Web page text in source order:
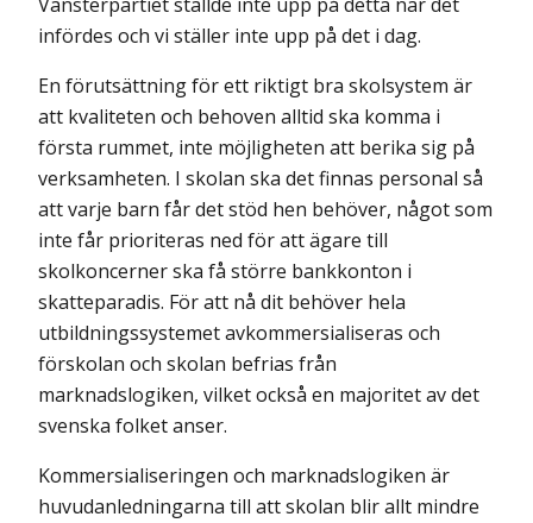
Vänsterpartiet ställde inte upp på detta när det
infördes och vi ställer inte upp på det i dag.
En förutsättning för ett riktigt bra skolsystem är
att kvaliteten och behoven alltid ska komma i
första rummet, inte möjligheten att berika sig på
verksamheten. I skolan ska det finnas personal så
att varje barn får det stöd hen behöver, något som
inte får prioriteras ned för att ägare till
skolkoncerner ska få större bankkonton i
skatteparadis. För att nå dit behöver hela
utbildningssystemet avkommersialiseras och
förskolan och skolan befrias från
marknadslogiken, vilket också en majoritet av det
svenska folket anser.
Kommersialiseringen och marknadslogiken är
huvudanledningarna till att skolan blir allt mindre